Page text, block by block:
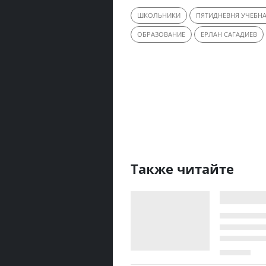
ШКОЛЬНИКИ ПЯТИДНЕВНЯ
ОБРАЗОВАНИЕ ЕРЛАН САГАДИЕВ
Также читайте